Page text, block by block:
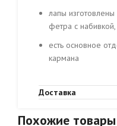
лапы изготовлены
фетра с
есть основное
кармана
Доставка
Похожие товары